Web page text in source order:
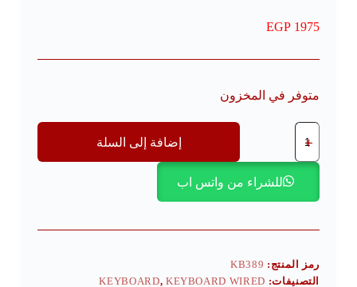
EGP 1975
متوفر في المخزون
إضافة إلى السلة
للشراء من واتس اب
رمز المنتج: KB389
التصنيفات:
KEYBOARD, KEYBOARD WIRED